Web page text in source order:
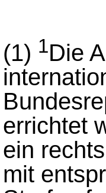
(1) 1Die
errichtet
ein
mit